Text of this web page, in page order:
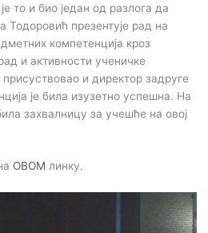
то и био један од разлога да
презентује рад на
компетенција кроз
и активности ученичке
присуствовао и директор задруге
је била изузетно успешна. На
захвалницу за учешће на овој
ОВОМ линку.